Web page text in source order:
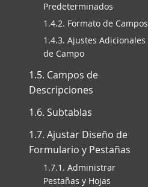
Predeterminados
1.4.2. Formato de Campos
1.4.3. Ajustes Adicionales
de Campo
1.5. Campos de
Descripciones
1.6. Subtablas
1.7. Ajustar Diseño de
Formulario y Pestañas
1.7.1. Administrar
Pestañas y Hojas